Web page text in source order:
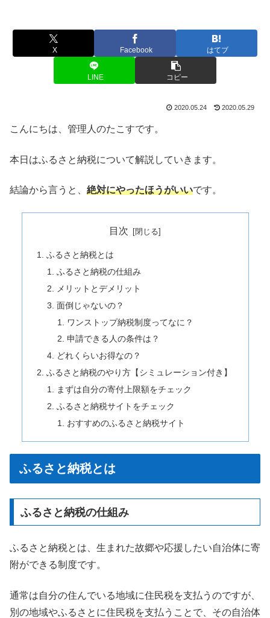
X Facebook はてブ
LINE コピー
2020.05.24 2020.05.29
こんにちは、管理人のたこすです。
本日はふるさと納税について解説していきます。
結論から言うと、 絶対にやったほうがいいです。
目次
ふるさと納税とは
ふるさと納税の仕組み
メリットとデメリット
面倒じゃないの？
ワンストップ納税制度ってなに？
申請できる人の条件は？
どれくらいお得なの？
ふるさと納税のやり方【シミュレーション付き】
まずは自分の寄付上限額をチェック
ふるさと納税サイトをチェック
おすすめのふるさと納税サイト
ふるさと納税とは
ふるさと納税の仕組み
ふるさと納税とは、生まれた故郷や応援したい自治体に寄
附ができる制度です。
通常は自分の住んでいる地域に住民税を支払うのですが、
別の地域やふるさとに住民税を支払うことで、その自治体